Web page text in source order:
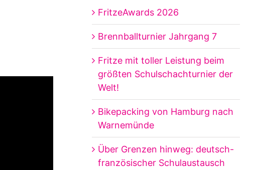
FritzeAwards 2026
Brennballturnier Jahrgang 7
Fritze mit toller Leistung beim
größten Schulschachturnier der
Welt!
Bikepacking von Hamburg nach
Warnemünde
Über Grenzen hinweg: deutsch-
französischer Schulaustausch